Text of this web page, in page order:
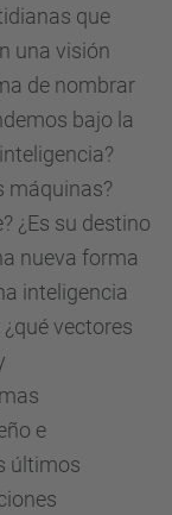
que
una visión
de nombrar
bajo la
máquinas?
¿Es su destino
nueva forma
inteligencia
vectores
e
últimos